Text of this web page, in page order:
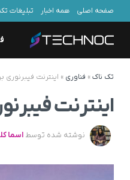
صفحه اصلی همه اخبار تبلیغات
تک ناک» فناوری » اینترنت فیبرنوری
اینترنت
نوشته شده توسط اسما